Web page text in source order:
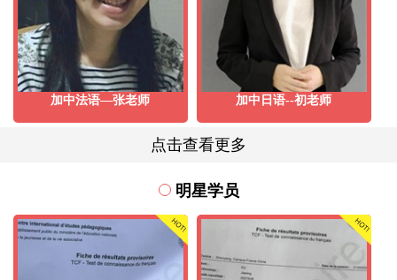
加中法语—张老师 加中日语--初老师
点击查看更多
明星学员